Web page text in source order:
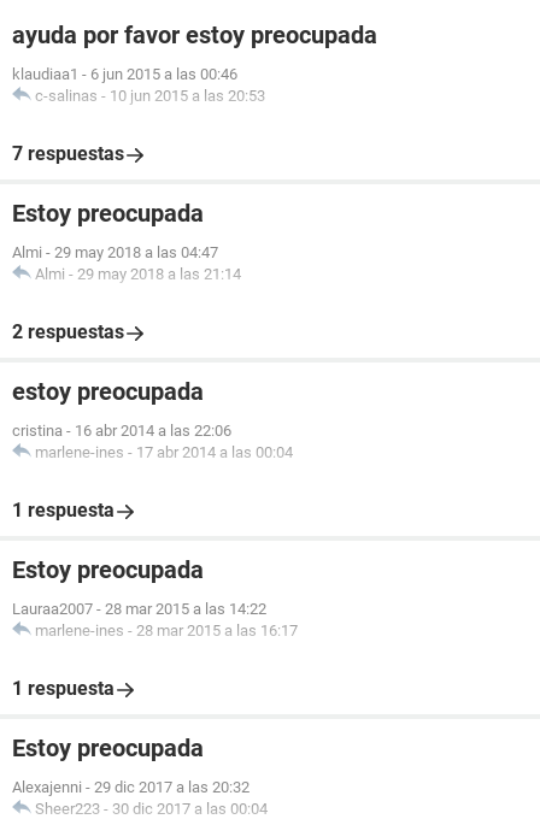
ayuda por favor estoy preocupada
klaudiaa1 - 6 jun 2015 a las 00:46
c-salinas - 10 jun 2015 a las 20:53
7 respuestas
Estoy preocupada
Almi - 29 may 2018 a las 04:47
Almi - 29 may 2018 a las 21:14
2 respuestas
estoy preocupada
cristina - 16 abr 2014 a las 22:06
marlene-ines - 17 abr 2014 a las 00:04
1 respuesta
Estoy preocupada
Lauraa2007 - 28 mar 2015 a las 14:22
marlene-ines - 28 mar 2015 a las 16:17
1 respuesta
Estoy preocupada
Alexajenni - 29 dic 2017 a las 20:32
Sheer223 - 30 dic 2017 a las 00:04